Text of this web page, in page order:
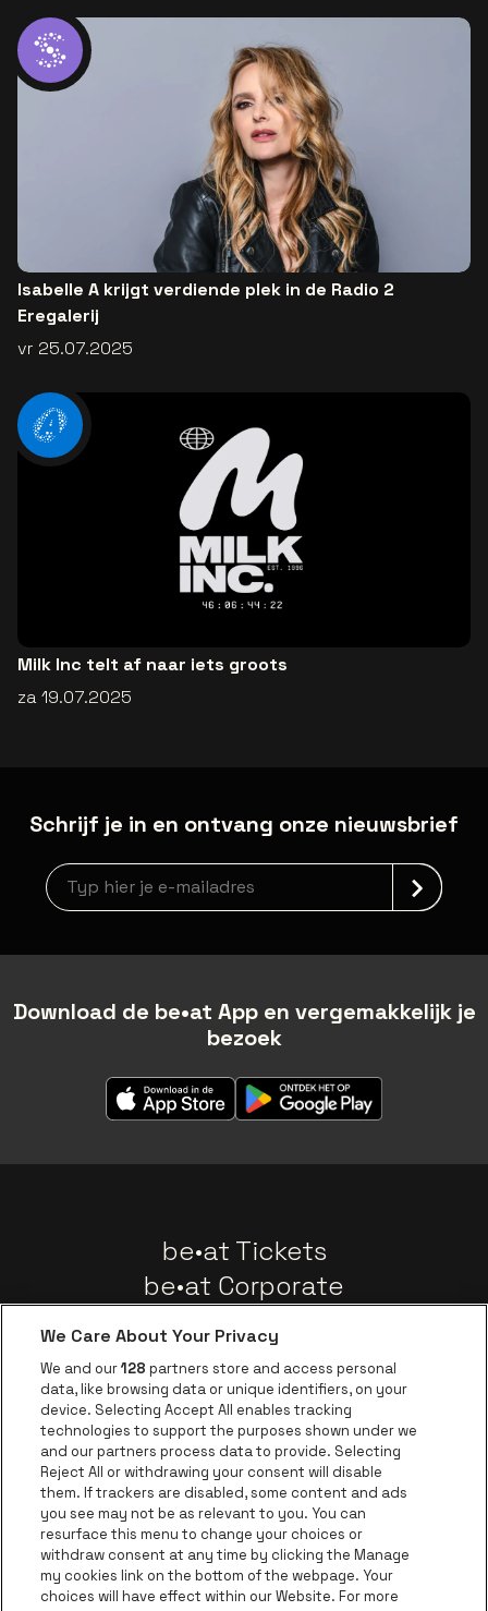
Isabelle A krijgt verdiende plek in de Radio 2
Eregalerij
vr 25.07.2025
Milk Inc telt af naar iets groots
za 19.07.2025
Schrijf je in en ontvang onze nieuwsbrief
newsLetterLabel
Download de be•at App en vergemakkelijk je
bezoek
be•at Tickets
be•at Corporate
Nieuws
Instagram
Facebook
Threads
TiktokYoutube
Ga naar de website van AFAS Software logo
Ga naar de website van Lotto
Ga naar de
Ga naar de website van Trixxo
Ga naar de
Ga naar de website van Coca-Cola
Ga naar de website van
Ga naar de
We Care About Your Privacy
We and our128 partners store and access personal
data, like browsing data or unique identifiers, on your
device. Selecting Accept All enables tracking
technologies to support the purposes shown under we
and our partners process data to provide. Selecting
Reject All or withdrawing your consent will disable
them. If trackers are disabled, some content and ads
you see may not be as relevant to you. You can
resurface this menu to change your choices or
withdraw consent at any time by clicking the Manage
my cookies link on the bottom of the webpage. Your
choices will have effect within our Website. For more